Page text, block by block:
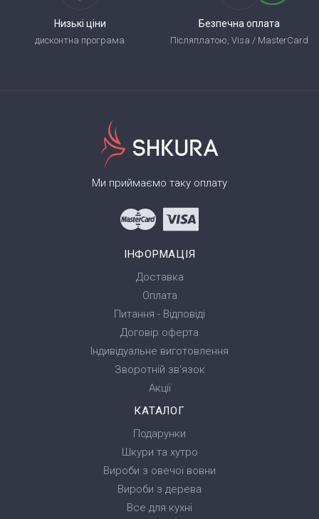
Низькі ціни
дисконтна програма
Безпечна оплата
Післяплатою, Visa / MasterCard
Ми приймаємо таку оплату
ІНФОРМАЦІЯ
Доставка
Оплата
Питання - Відповіді
Договір оферта
Індивідуальне виготовлення
Зворотній зв'язок
Акції
КАТАЛОГ
Подарунки
Шкури та хутро
Вироби з овечої вовни
Вироби з дерева
Все для кухні